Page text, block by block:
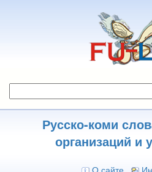
Русско-коми
организаций и
О сайте